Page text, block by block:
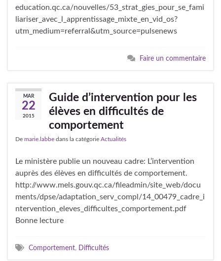
education.qc.ca/nouvelles/53_strat_gies_pour_se_fami
liariser_avec_l_apprentissage_mixte_en_vid_os?
utm_medium=referral&utm_source=pulsenews
Faire un commentaire
MAR
22
2015
Guide d’intervention pour les
élèves en difficultés de
comportement
De marie.labbe dans la catégorie Actualités
Le ministère publie un nouveau cadre: L’intervention
auprès des élèves en difficultés de comportement.
http://www.mels.gouv.qc.ca/fileadmin/site_web/docu
ments/dpse/adaptation_serv_compl/14_00479_cadre_i
ntervention_eleves_difficultes_comportement.pdf
Bonne lecture
Comportement, Difficultés